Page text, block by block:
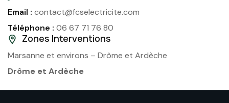
Email : contact@fcselectricite.com
Téléphone : 06 67 71 76 80
Zones Interventions
Marsanne et environs – Drôme et Ardèche
Drôme et Ardèche